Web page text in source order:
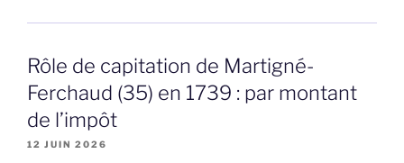
Rôle de capitation de Martigné-
Ferchaud (35) en 1739 : par montant
de l’impôt
12 JUIN 2026